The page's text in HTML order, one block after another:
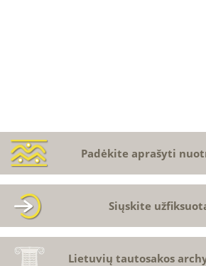
Padėkite aprašyti
Siųskite
Lietuvių tautosakos